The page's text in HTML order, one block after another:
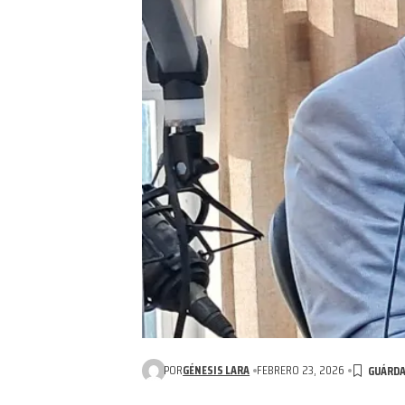
PORGÉNESIS LARA FEBRERO 23, 2026